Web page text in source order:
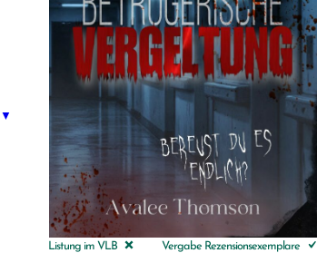
▼
Listung im VLB Vergabe Rezensionsexemplare